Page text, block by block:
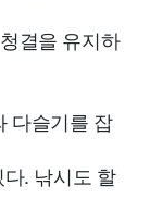
결을 유지하
다슬기를 잡
. 낚시도 할